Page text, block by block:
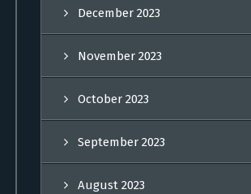
December 2023
November 2023
October 2023
September 2023
August 2023